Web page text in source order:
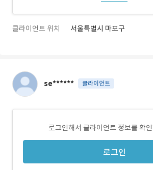
클라이언트 위치 서울특별시 마포구
se****** 클라이언트
로그인해서 클라이언트 정보를 확
로그인